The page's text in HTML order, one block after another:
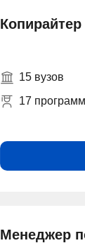
Копирайтер
15 вузов
17 программ
Менеджер